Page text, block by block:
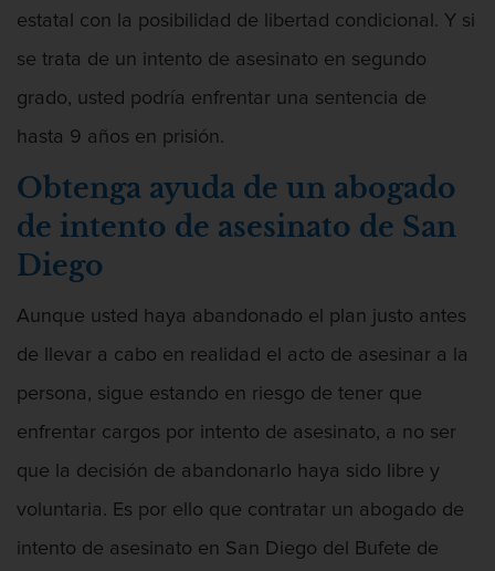
Sello de Registros de Arresto
Violación de la libertad condicional
Defensa de Homicidios
Defensa de Licencia Profesional
Licencia Dental
Licencia Médica
Licencia de Enfermería
Licencia Veterinaria
estatal con la posibilidad de libertad condicional. Y si
se trata de un intento de asesinato en segundo
grado, usted podría enfrentar una sentencia de
hasta 9 años en prisión.
Obtenga ayuda de un abogado
de intento de asesinato de San
Diego
Aunque usted haya abandonado el plan justo antes
de llevar a cabo en realidad el acto de asesinar a la
persona, sigue estando en riesgo de tener que
enfrentar cargos por intento de asesinato, a no ser
que la decisión de abandonarlo haya sido libre y
voluntaria. Es por ello que contratar un abogado de
intento de asesinato en San Diego del Bufete de